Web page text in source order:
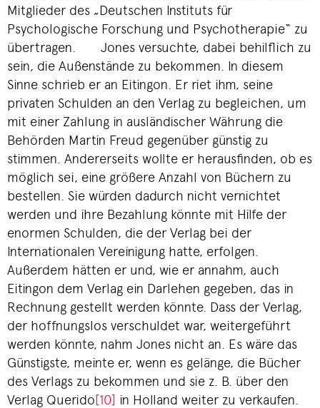
Mitglieder des „Deutschen Instituts für
Psychologische Forschung und Psychotherapie“ zu
übertragen. Jones versuchte, dabei behilflich zu
sein, die Außenstände zu bekommen. In diesem
Sinne schrieb er an Eitingon. Er riet ihm, seine
privaten Schulden an den Verlag zu begleichen, um
mit einer Zahlung in ausländischer Währung die
Behörden Martin Freud gegenüber günstig zu
stimmen. Andererseits wollte er herausfinden, ob es
möglich sei, eine größere Anzahl von Büchern zu
bestellen. Sie würden dadurch nicht vernichtet
werden und ihre Bezahlung könnte mit Hilfe der
enormen Schulden, die der Verlag bei der
Internationalen Vereinigung hatte, erfolgen.
Außerdem hätten er und, wie er annahm, auch
Eitingon dem Verlag ein Darlehen gegeben, das in
Rechnung gestellt werden könnte. Dass der Verlag,
der hoffnungslos verschuldet war, weitergeführt
werden könnte, nahm Jones nicht an. Es wäre das
Günstigste, meinte er, wenn es gelänge, die Bücher
des Verlags zu bekommen und sie z. B. über den
Verlag Querido[10] in Holland weiter zu verkaufen.